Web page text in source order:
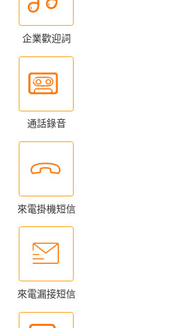
企業歡迎詞
通話錄音
來電掛機短信
來電漏接短信